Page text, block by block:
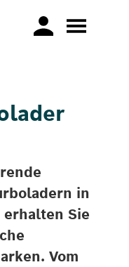
in
erhalten Sie
Vom